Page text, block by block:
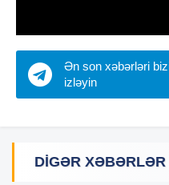
Ən son xəbərləri
izləyin
DIGƏR XƏBƏRLƏR